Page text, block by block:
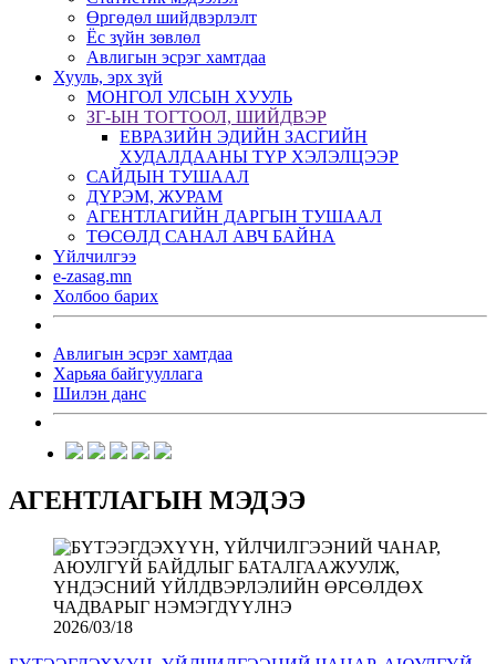
Өргөдөл шийдвэрлэлт
Ёс зүйн зөвлөл
Авлигын эсрэг хамтдаа
Хууль, эрх зүй
МОНГОЛ УЛСЫН ХУУЛЬ
ЗГ-ЫН ТОГТООЛ, ШИЙДВЭР
ЕВРАЗИЙН ЭДИЙН ЗАСГИЙН
ХУДАЛДААНЫ ТҮР ХЭЛЭЛЦЭЭР
САЙДЫН ТУШААЛ
ДҮРЭМ, ЖУРАМ
АГЕНТЛАГИЙН ДАРГЫН ТУШААЛ
ТӨСӨЛД САНАЛ АВЧ БАЙНА
Үйлчилгээ
e-zasag.mn
Холбоо барих
Авлигын эсрэг хамтдаа
Харьяа байгууллага
Шилэн данс
АГЕНТЛАГЫН МЭДЭЭ
2026/03/18